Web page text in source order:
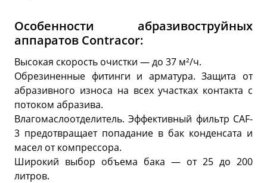
Особенности абразивоструйных
аппаратов Contracor:
Высокая скорость очистки — до 37 м²/ч.
Обрезиненные фитинги и арматура. Защита от
абразивного износа на всех участках контакта с
потоком абразива.
Влагомаслоотделитель. Эффективный фильтр CAF-
3 предотвращает попадание в бак конденсата и
масел от компрессора.
Широкий выбор объема бака — от 25 до 200
литров.